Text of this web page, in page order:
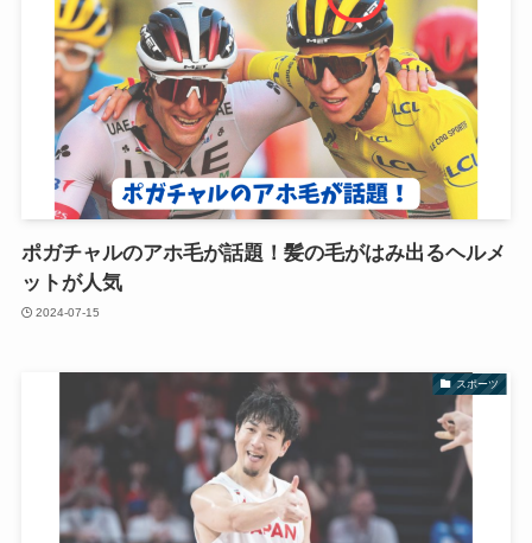
ポガチャルのアホ毛が話題！髪の毛がはみ出るヘルメ
ットが人気
2024-07-15
スポーツ